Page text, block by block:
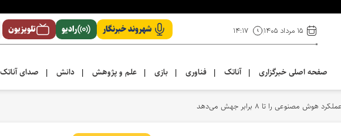
۱۵ مرداد ۱۴۰۵ ۱۴:۱۷ شهروند خبرنگار رادیو تلویزیون
صفحه اصلی خبرگزاری | آناتک | فناوری | بازی | علم و پژوهش | دانش | صدای آناتک